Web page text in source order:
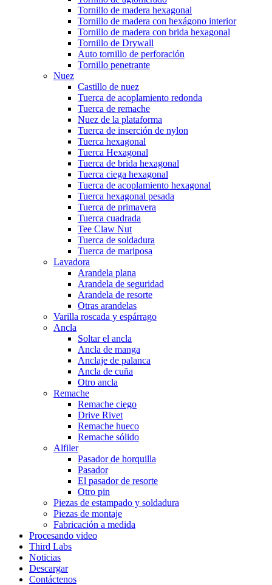
Tornillo de madera hexagonal
Tornillo de madera con hexágono interior
Tornillo de madera con brida hexagonal
Tornillo de Drywall
Auto tornillo de perforación
Tornillo penetrante
Nuez
Castillo de nuez
Tuerca de acoplamiento redonda
Tuerca de remache
Nuez de la plataforma
Tuerca de inserción de nylon
Tuerca hexagonal
Tuerca Hexagonal
Tuerca de brida hexagonal
Tuerca ciega hexagonal
Tuerca de acoplamiento hexagonal
Tuerca hexagonal pesada
Tuerca de primavera
Tuerca cuadrada
Tee Claw Nut
Tuerca de soldadura
Tuerca de mariposa
Lavadora
Arandela plana
Arandela de seguridad
Arandela de resorte
Otras arandelas
Varilla roscada y espárrago
Ancla
Soltar el ancla
Ancla de manga
Anclaje de palanca
Ancla de cuña
Otro ancla
Remache
Remache ciego
Drive Rivet
Remache hueco
Remache sólido
Alfiler
Pasador de horquilla
Pasador
El pasador de resorte
Otro pin
Piezas de estampado y soldadura
Piezas de montaje
Fabricación a medida
Procesando video
Third Labs
Noticias
Descargar
Contáctenos